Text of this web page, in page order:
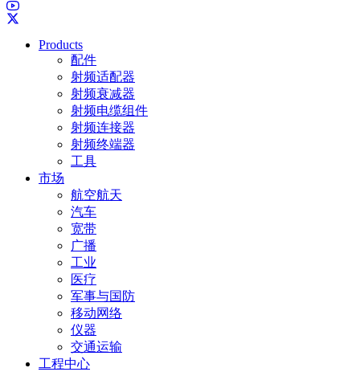
Products
配件
射频适配器
射频衰减器
射频电缆组件
射频连接器
射频终端器
工具
市场
航空航天
汽车
宽带
广播
工业
医疗
军事与国防
移动网络
仪器
交通运输
工程中心